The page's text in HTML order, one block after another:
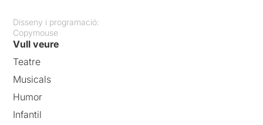
Disseny i programació:
Copymouse
Vull veure
Teatre
Musicals
Humor
Infantil